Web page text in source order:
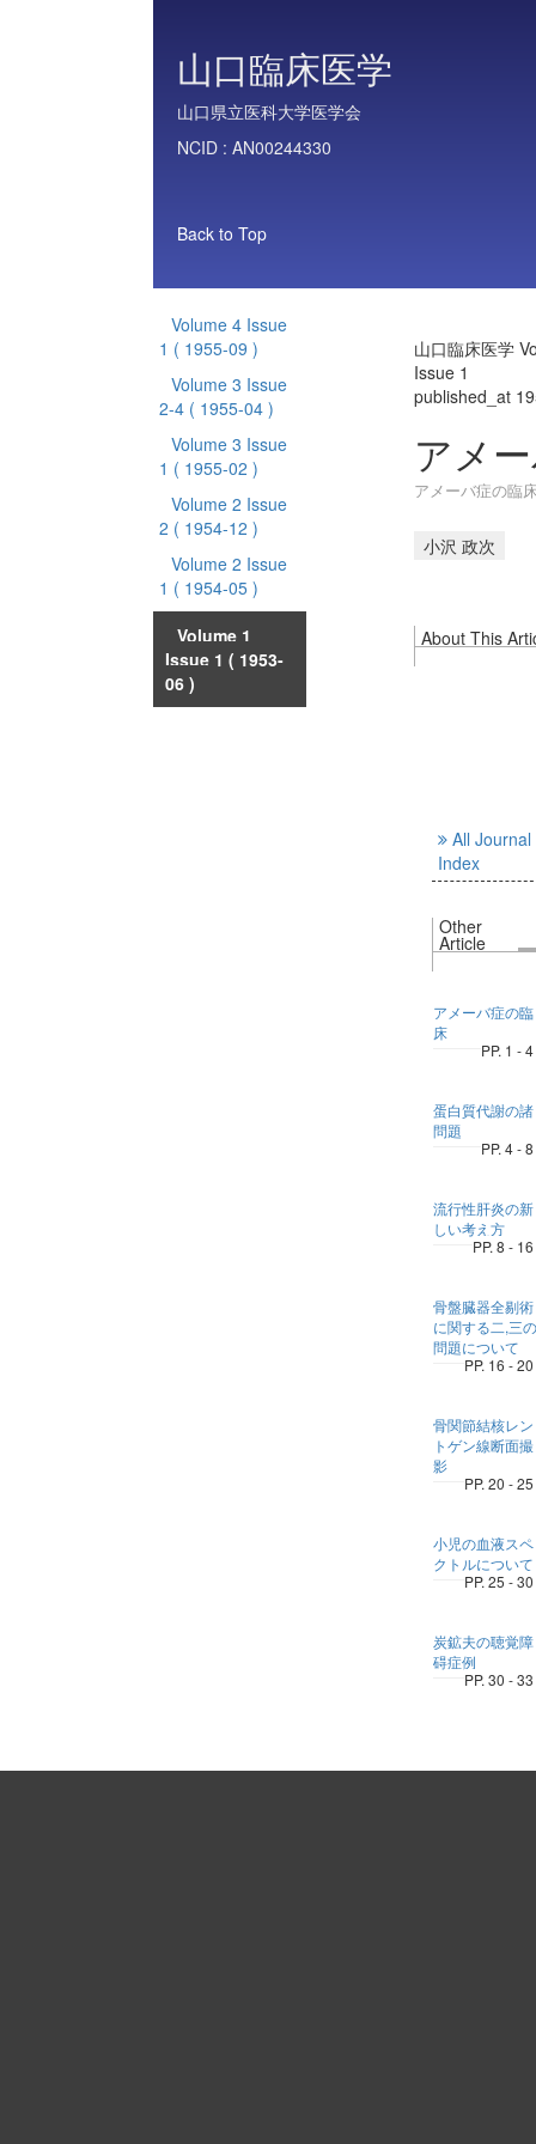
山口臨床医学
山口県立医科大学医学会
NCID : AN00244330
Back to Top
Volume 4 Issue
1 ( 1955-09 )
Volume 3 Issue
2-4 ( 1955-04 )
Volume 3 Issue
1 ( 1955-02 )
Volume 2 Issue
2 ( 1954-12 )
Volume 2 Issue
1 ( 1954-05 )
Volume 1
Issue 1 ( 1953-
06 )
山口臨床医学
Issue 1
published_at
アメ
アメーバ症の臨
小沢 政次
About This
All Journal
Index
Other
Article
アメーバ症の臨
床
PP. 1 - 4
蛋白質代謝の諸
問題
PP. 4 - 8
流行性肝炎の新
しい考え方
PP. 8 - 16
骨盤臓器全剔術
に関する二,三の
問題について
PP. 16 - 20
骨関節結核レン
トゲン線断面撮
影
PP. 20 - 25
小児の血液スペ
クトルについて
PP. 25 - 30
炭鉱夫の聴覚障
碍症例
PP. 30 - 33